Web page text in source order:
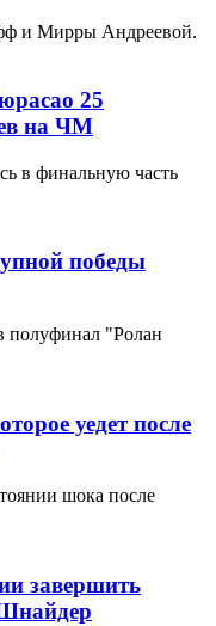
и Мирры Андреевой.
25
на ЧМ
в финальную часть
победы
полуфинал "Ролан
уедет после
шока после
завершить